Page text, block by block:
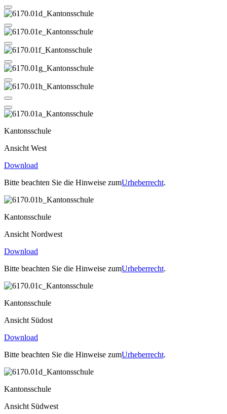
Kantonsschule
Ansicht West
Download
Bitte beachten Sie die Hinweise zumUrheberrecht.
Kantonsschule
Ansicht Nordwest
Download
Bitte beachten Sie die Hinweise zumUrheberrecht.
Kantonsschule
Ansicht Südost
Download
Bitte beachten Sie die Hinweise zumUrheberrecht.
Kantonsschule
Ansicht Südwest